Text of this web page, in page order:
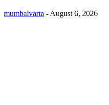
mumbaivarta - August 6, 2026